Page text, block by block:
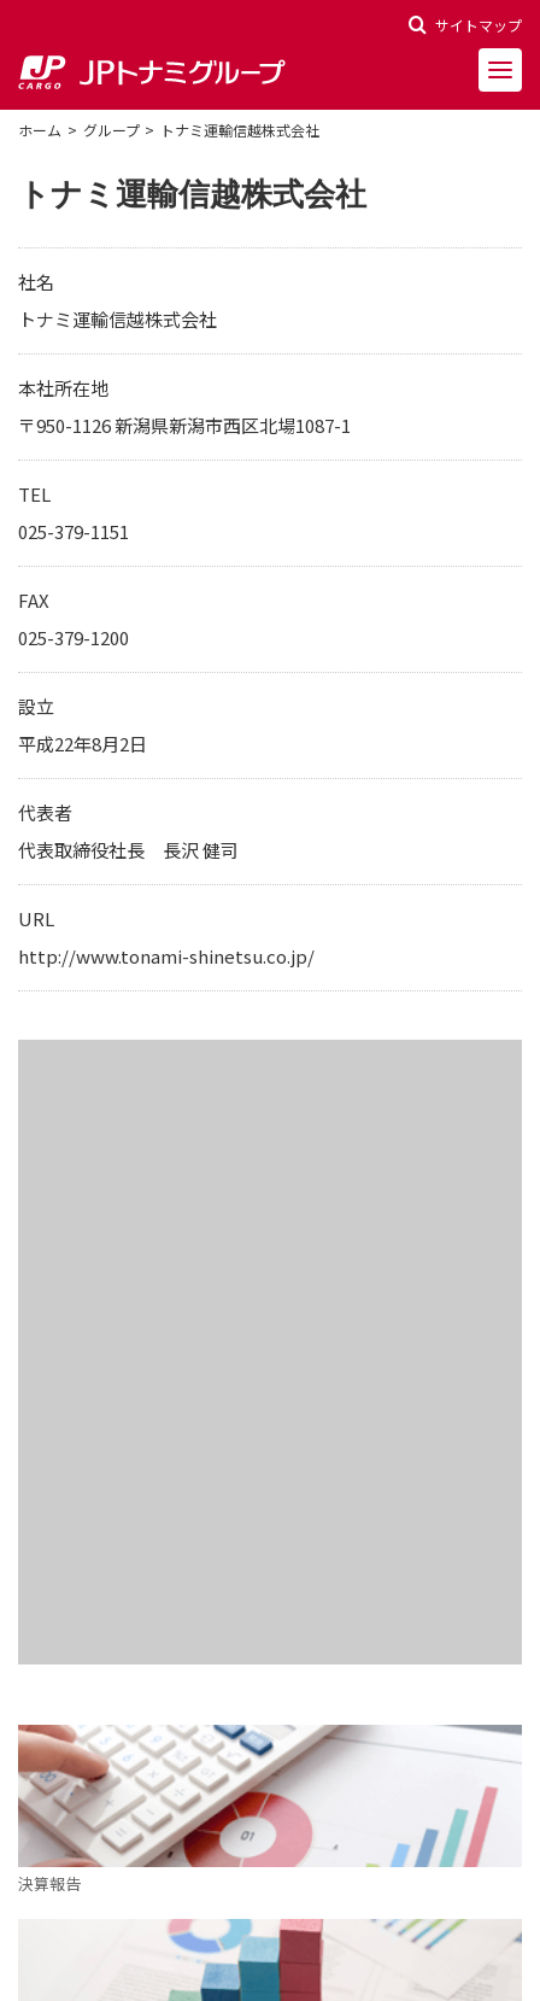
サイトマップ
会社概要
決算報告
財務ハイライト
電子公告
関連会社
ホーム グループ トナミ運輸信越株式会社
トナミ運輸信越株式会社
社名
トナミ運輸信越株式会社
本社所在地
〒950-1126 新潟県新潟市西区北場1087-1
TEL
025-379-1151
FAX
025-379-1200
設立
平成22年8月2日
代表者
代表取締役社長 長沢 健司
URL
http://www.tonami-shinetsu.co.jp/
決算報告